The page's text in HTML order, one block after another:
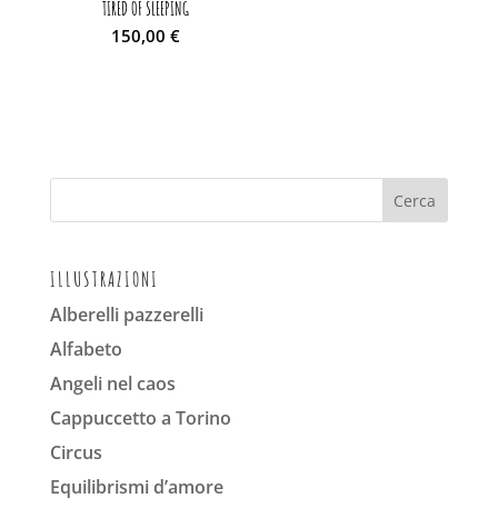
TIRED OF SLEEPING
150,00 €
ILLUSTRAZIONI
Alberelli pazzerelli
Alfabeto
Angeli nel caos
Cappuccetto a Torino
Circus
Equilibrismi d’amore